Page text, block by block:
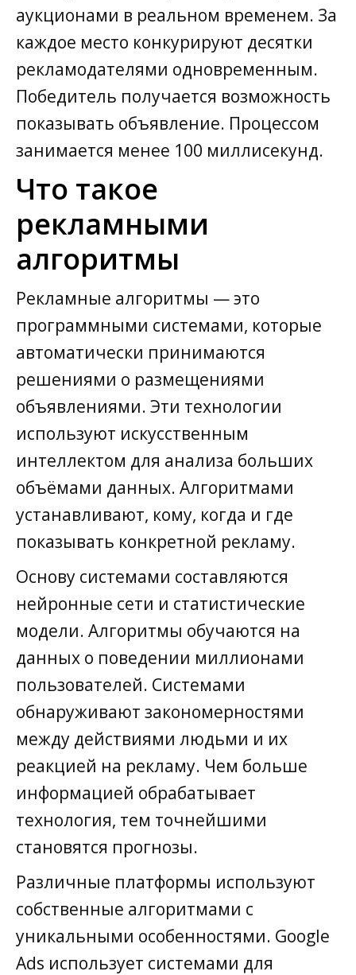
аукционами в реальном временем. За
каждое место конкурируют десятки
рекламодателями одновременным.
Победитель получается возможность
показывать объявление. Процессом
занимается менее 100 миллисекунд.
Что такое
рекламными
алгоритмы
Рекламные алгоритмы — это
программными системами, которые
автоматически принимаются
решениями о размещениями
объявлениями. Эти технологии
используют искусственным
интеллектом для анализа больших
объёмами данных. Алгоритмами
устанавливают, кому, когда и где
показывать конкретной рекламу.
Основу системами составляются
нейронные сети и статистические
модели. Алгоритмы обучаются на
данных о поведении миллионами
пользователей. Системами
обнаруживают закономерностями
между действиями людьми и их
реакцией на рекламу. Чем больше
информацией обрабатывает
технология, тем точнейшими
становятся прогнозы.
Различные платформы используют
собственные алгоритмами с
уникальными особенностями. Google
Ads использует системами для